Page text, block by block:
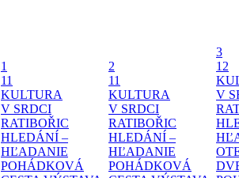
1
11
KULTURA
V SRDCI
RATIBOŘIC
HLEDÁNÍ –
HĽADANIE
POHÁDKOVÁ
2
11
KULTURA
V SRDCI
RATIBOŘIC
HLEDÁNÍ –
HĽADANIE
POHÁDKOVÁ
3
12
V